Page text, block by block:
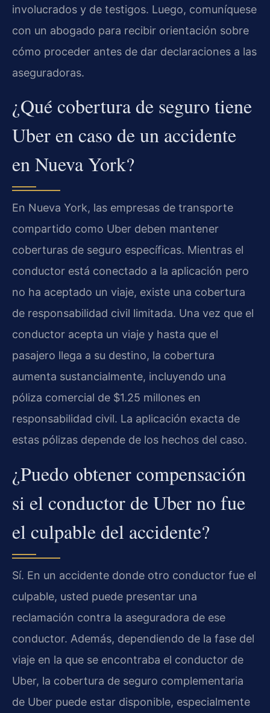
involucrados y de testigos. Luego, comuníquese
con un abogado para recibir orientación sobre
cómo proceder antes de dar declaraciones a las
aseguradoras.
¿Qué cobertura de seguro tiene
Uber en caso de un accidente
en Nueva York?
En Nueva York, las empresas de transporte
compartido como Uber deben mantener
coberturas de seguro específicas. Mientras el
conductor está conectado a la aplicación pero
no ha aceptado un viaje, existe una cobertura
de responsabilidad civil limitada. Una vez que el
conductor acepta un viaje y hasta que el
pasajero llega a su destino, la cobertura
aumenta sustancialmente, incluyendo una
póliza comercial de $1.25 millones en
responsabilidad civil. La aplicación exacta de
estas pólizas depende de los hechos del caso.
¿Puedo obtener compensación
si el conductor de Uber no fue
el culpable del accidente?
Sí. En un accidente donde otro conductor fue el
culpable, usted puede presentar una
reclamación contra la aseguradora de ese
conductor. Además, dependiendo de la fase del
viaje en la que se encontraba el conductor de
Uber, la cobertura de seguro complementaria
de Uber puede estar disponible, especialmente